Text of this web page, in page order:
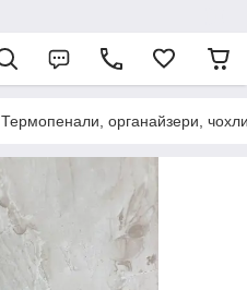
Термопенали, органайзери,